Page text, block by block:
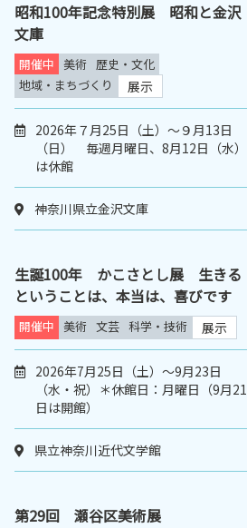
昭和100年記念特別展 昭和と金沢
文庫
開催中 美術 歴史・文化
地域・まちづくり
展示
2026年７月25日（土）～９月13日
（日） 毎週月曜日、8月12日（水）
は休館
神奈川県立金沢文庫
生誕100年 かこさとし展 生きる
ということは、本当は、喜びです
開催中 美術 文芸 科学・技術 展示
2026年7月25日（土）～9月23日
（水・祝）＊休館日：月曜日（9月21
日は開館）
県立神奈川近代文学館
第29回 瀬谷区美術展